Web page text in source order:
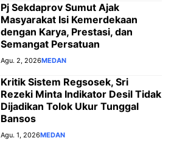
Pj Sekdaprov Sumut Ajak
Masyarakat Isi Kemerdekaan
dengan Karya, Prestasi, dan
Semangat Persatuan
Agu. 2, 2026MEDAN
Kritik Sistem Regsosek, Sri
Rezeki Minta Indikator Desil Tidak
Dijadikan Tolok Ukur Tunggal
Bansos
Agu. 1, 2026MEDAN